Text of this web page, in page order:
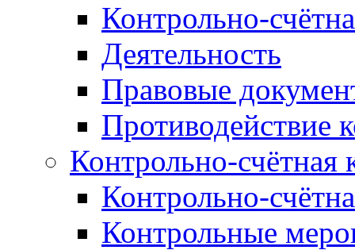
Контрольно-
Деятельность
Правовые
Противодействие
Контрольно-счётная
Контрольно-
Контрольные